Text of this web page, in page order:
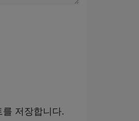
저장합니다.